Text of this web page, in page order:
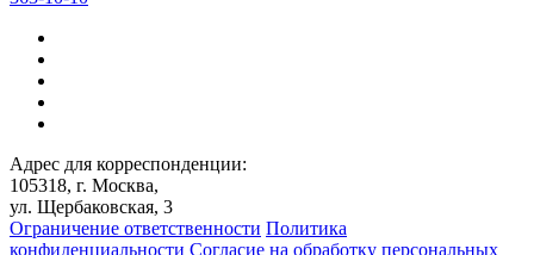
Адрес для корреспонденции:
105318, г. Москва,
ул. Щербаковская, 3
Ограничение ответственности Политика
конфиденциальности Согласие на обработку персональных